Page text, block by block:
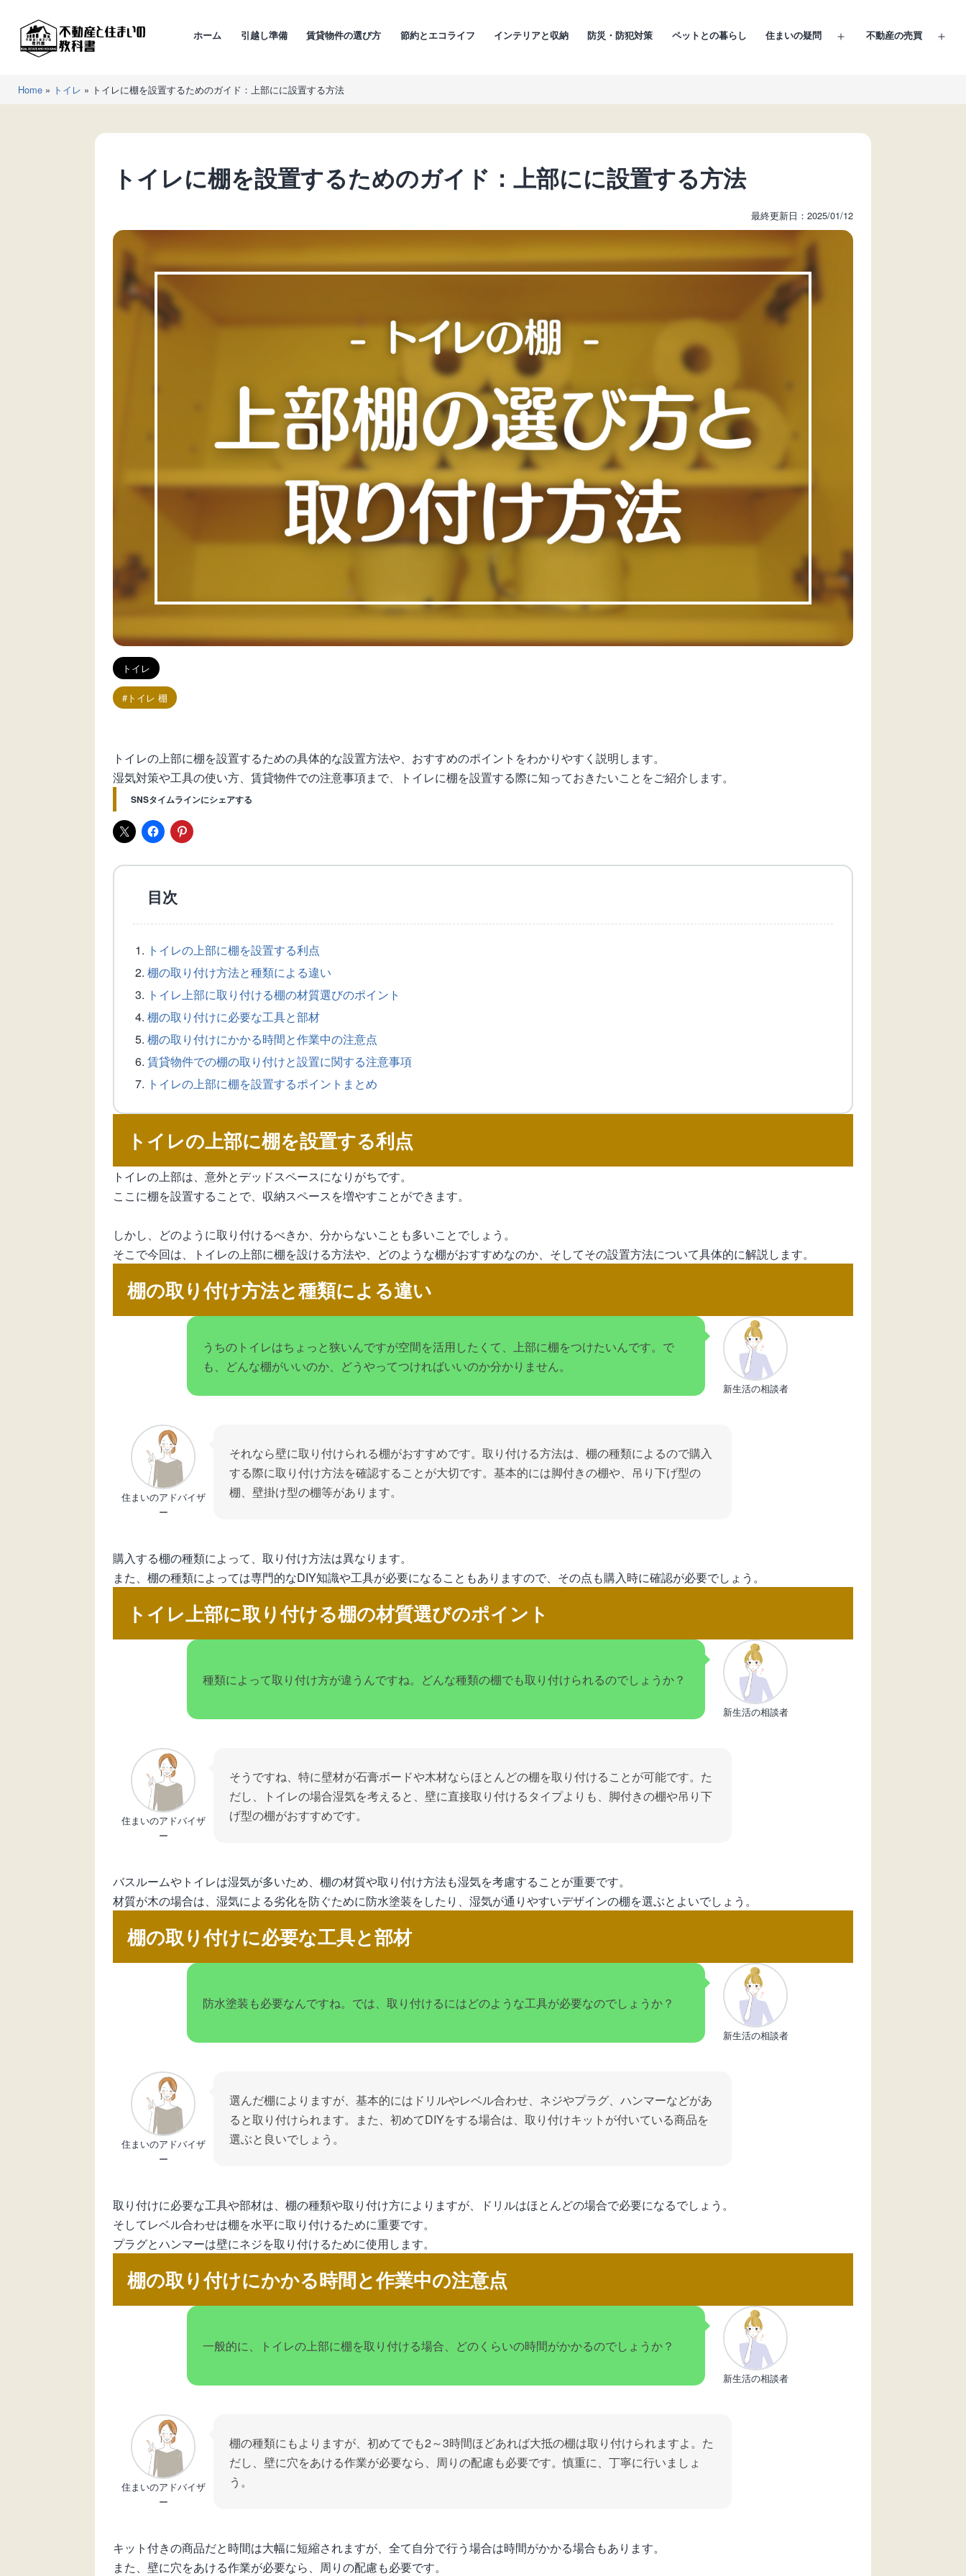
へ
不
動
ホーム 引越し準備 賃貸物件の選び方 節約とエコライフ インテリアと収納 防災・防犯対策 ペットとの暮らし 住まいの疑問
メ
開
不動産の売買
メ
Home » トイレ » トイレに棚を設置するためのガイド：上部にに設置する方法
トイレに棚を設置するためのガイド：上部にに設置する方法
最終更新日：2025/01/12
トイレ
トイレ 棚
トイレの上部に棚を設置するための具体的な設置方法や、おすすめのポイントをわかりやすく説明します。
湿気対策や工具の使い方、賃貸物件での注意事項まで、トイレに棚を設置する際に知っておきたいことをご紹介します。
SNSタイムラインにシェアする
目次
トイレの上部に棚を設置する利点
棚の取り付け方法と種類による違い
トイレ上部に取り付ける棚の材質選びのポイント
棚の取り付けに必要な工具と部材
棚の取り付けにかかる時間と作業中の注意点
賃貸物件での棚の取り付けと設置に関する注意事項
トイレの上部に棚を設置するポイントまとめ
トイレの上部に棚を設置する利点
トイレの上部は、意外とデッドスペースになりがちです。
ここに棚を設置することで、収納スペースを増やすことができます。
しかし、どのように取り付けるべきか、分からないことも多いことでしょう。
そこで今回は、トイレの上部に棚を設ける方法や、どのような棚がおすすめなのか、そしてその設置方法について具体的に解説します。
棚の取り付け方法と種類による違い
うちのトイレはちょっと狭いんですが空間を活用したくて、上部に棚をつけたいんです。で
も、どんな棚がいいのか、どうやってつければいいのか分かりません。
新生活の相談者
住まいのアドバイザ
ー
それなら壁に取り付けられる棚がおすすめです。取り付ける方法は、棚の種類によるので購入
する際に取り付け方法を確認することが大切です。基本的には脚付きの棚や、吊り下げ型の
棚、壁掛け型の棚等があります。
購入する棚の種類によって、取り付け方法は異なります。
また、棚の種類によっては専門的なDIY知識や工具が必要になることもありますので、その点も購入時に確認が必要でしょう。
トイレ上部に取り付ける棚の材質選びのポイント
種類によって取り付け方が違うんですね。どんな種類の棚でも取り付けられるのでしょうか？
新生活の相談者
住まいのアドバイザ
ー
そうですね、特に壁材が石膏ボードや木材ならほとんどの棚を取り付けることが可能です。た
だし、トイレの場合湿気を考えると、壁に直接取り付けるタイプよりも、脚付きの棚や吊り下
げ型の棚がおすすめです。
バスルームやトイレは湿気が多いため、棚の材質や取り付け方法も湿気を考慮することが重要です。
材質が木の場合は、湿気による劣化を防ぐために防水塗装をしたり、湿気が通りやすいデザインの棚を選ぶとよいでしょう。
棚の取り付けに必要な工具と部材
防水塗装も必要なんですね。では、取り付けるにはどのような工具が必要なのでしょうか？
新生活の相談者
住まいのアドバイザ
ー
選んだ棚によりますが、基本的にはドリルやレベル合わせ、ネジやプラグ、ハンマーなどがあ
ると取り付けられます。また、初めてDIYをする場合は、取り付けキットが付いている商品を
選ぶと良いでしょう。
取り付けに必要な工具や部材は、棚の種類や取り付け方によりますが、ドリルはほとんどの場合で必要になるでしょう。
そしてレベル合わせは棚を水平に取り付けるために重要です。
プラグとハンマーは壁にネジを取り付けるために使用します。
棚の取り付けにかかる時間と作業中の注意点
一般的に、トイレの上部に棚を取り付ける場合、どのくらいの時間がかかるのでしょうか？
新生活の相談者
住まいのアドバイザ
ー
棚の種類にもよりますが、初めてでも2～3時間ほどあれば大抵の棚は取り付けられますよ。た
だし、壁に穴をあける作業が必要なら、周りの配慮も必要です。慎重に、丁寧に行いましょ
う。
キット付きの商品だと時間は大幅に短縮されますが、全て自分で行う場合は時間がかかる場合もあります。
また、壁に穴をあける作業が必要なら、周りの配慮も必要です。